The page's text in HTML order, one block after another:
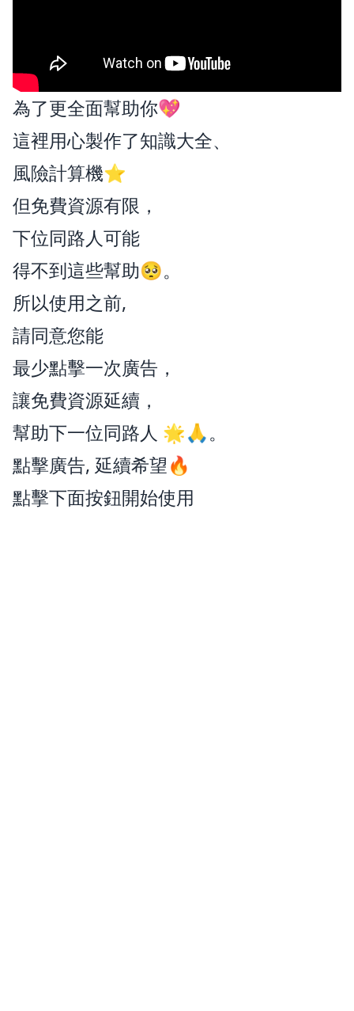
為了更全面幫助你💖
這裡用心製作了知識大全、
風險計算機⭐
但免費資源有限，
下位同路人可能
得不到這些幫助🥺。
所以使用之前,
請同意您能
最少點擊一次廣告，
讓免費資源延續，
幫助下一位同路人 🌟🙏。
點擊廣告, 延續希望🔥
點擊下面按鈕開始使用